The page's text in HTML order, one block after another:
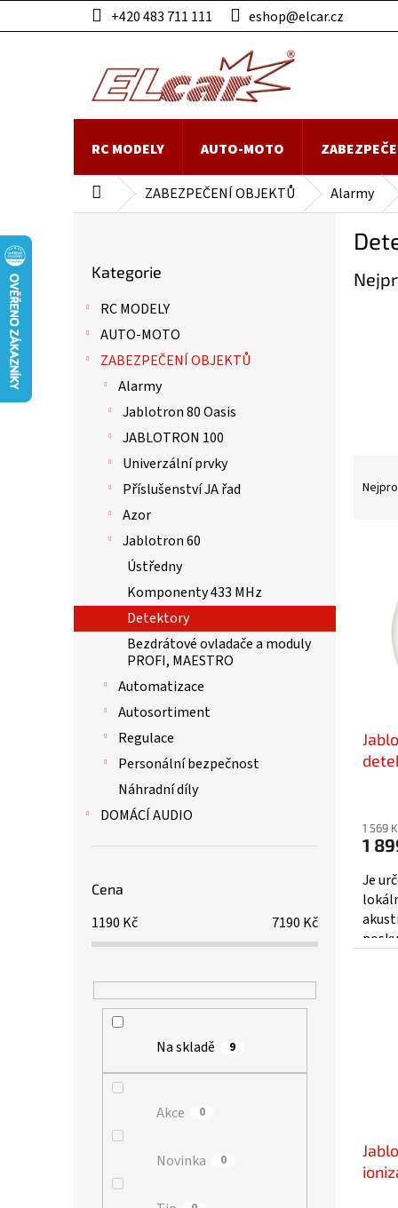
na
+420 483 711 111 eshop@elcar.cz
RC MODELY AUTO-MOTO
Domů ZABEZPEČENÍ OBJEKTŮ Alarmy
kategorie
Kategorie
RC MODELY
AUTO-MOTO
ZABEZPEČENÍ OBJEKTŮ
Alarmy
Jablotron 80 Oasis
JABLOTRON 100
Univerzální prvky
Příslušenství JA řad
Azor
Jablotron 60
Ústředny
Komponenty 433 MHz
Detektory
Bezdrátové ovladače a moduly
PROFI, MAESTRO
Automatizace
Autosortiment
Regulace
Personální bezpečnost
Náhradní díly
DOMÁCÍ AUDIO
Cena
1190 Kč 7190 Kč
Na skladě 9
Akce 0
Novinka 0
je
5,0
z
5
1 569
1
Je